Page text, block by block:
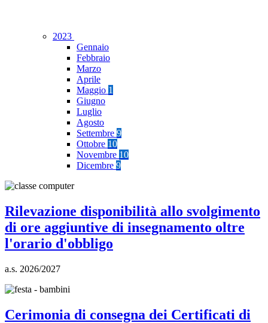
2023
Gennaio
Febbraio
Marzo
Aprile
Maggio 1
Giugno
Luglio
Agosto
Settembre 9
Ottobre 10
Novembre 10
Dicembre 9
Rilevazione disponibilità allo svolgimento
di ore aggiuntive di insegnamento oltre
l'orario d'obbligo
a.s. 2026/2027
Cerimonia di consegna dei Certificati di